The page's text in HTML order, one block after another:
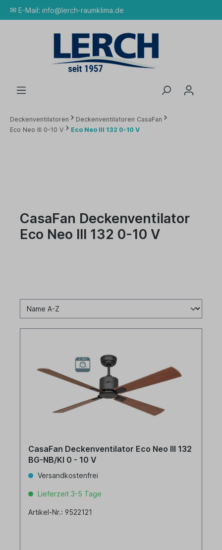
✉ E-Mail: info@lerch-raumklima.de
Deckenventilatoren
Deckenventilatoren CasaFan
Eco Neo III 0-10 V
Eco Neo III 132 0-10 V
CasaFan Deckenventilator
Eco Neo III 132 0-10 V
CasaFan Deckenventilator Eco Neo III 132
BG-NB/KI 0 - 10 V
Versandkostenfrei
Lieferzeit 3-5 Tage
Artikel-Nr.: 9522121